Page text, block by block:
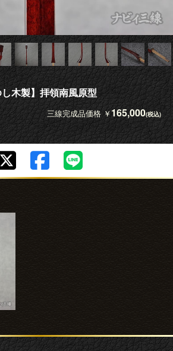
木製】拝領南風原型
165,000